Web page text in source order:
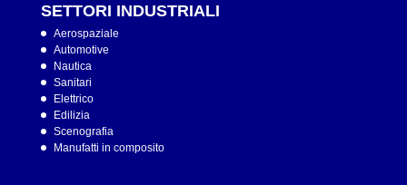
SETTORI INDUSTRIALI
Aerospaziale
Automotive
Nautica
Sanitari
Elettrico
Edilizia
Scenografia
Manufatti in composito